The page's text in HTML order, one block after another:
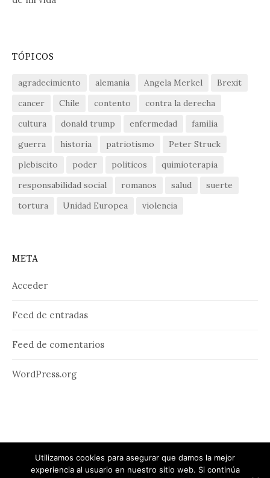
TÓPICOS
agradecimiento alemania Angela Merkel
Brexit
cancer
Chile contento
contra la derecha
cultura
donald trump enfermedad
familia
guerra
historia patriotismo
Peter Struck
plebiscito
poder politicos
quimioterapia
responsabilidad social
romanos salud
suerte
tortura
Unidad Europea violencia
META
Acceder
Feed de entradas
Feed de comentarios
WordPress.org
Utilizamos cookies para asegurar que damos la mejor
experiencia al usuario en nuestro sitio web. Si continúa